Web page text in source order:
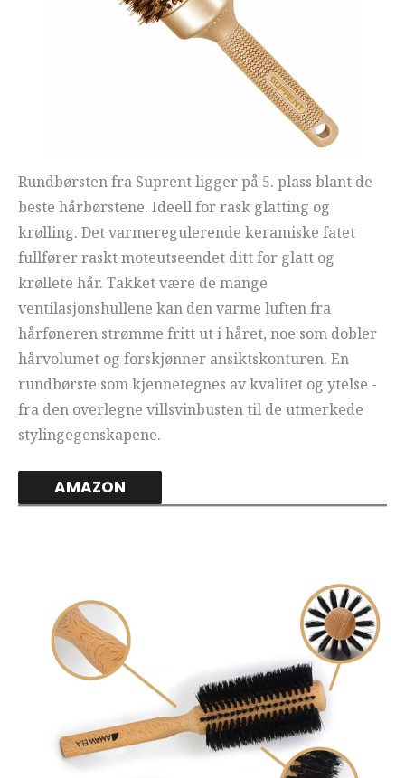
Rundbørsten fra Suprent ligger på 5. plass blant de
beste hårbørstene. Ideell for rask glatting og
krølling. Det varmeregulerende keramiske fatet
fullfører raskt moteutseendet ditt for glatt og
krøllete hår. Takket være de mange
ventilasjonshullene kan den varme luften fra
hårføneren strømme fritt ut i håret, noe som dobler
hårvolumet og forskjønner ansiktskonturen. En
rundbørste som kjennetegnes av kvalitet og ytelse -
fra den overlegne villsvinbusten til de utmerkede
stylingegenskapene.
AMAZON